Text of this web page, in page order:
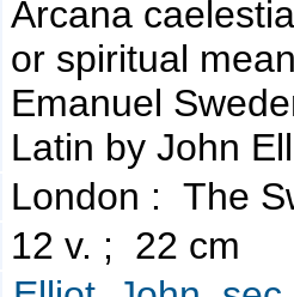
Arcana
or spiritual
Emanuel
Latin by John
London : The
12 v. ; 22 cm